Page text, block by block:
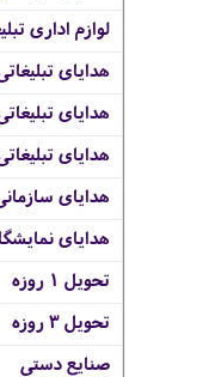
لوازم اداری
هدایای
هدایای
هدایای
هدایای
هدایای
تحویل 1 روزه
تحویل 3 روزه
صنایع دستی